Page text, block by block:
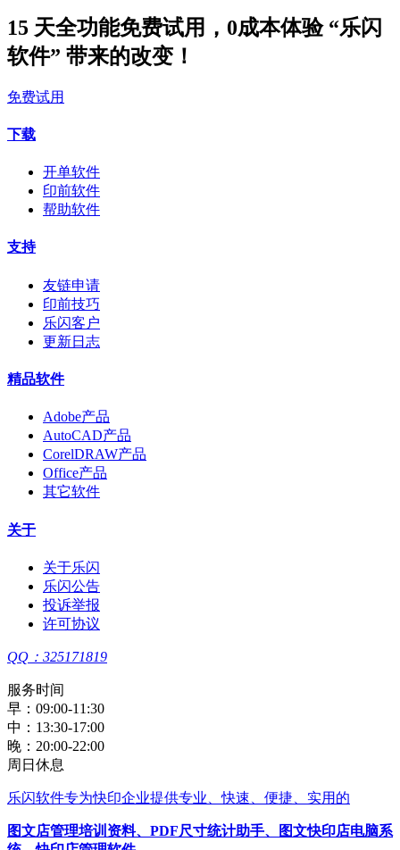
15 天全功能免费试用，0成本体验 “乐闪
软件” 带来的改变！
免费试用
下载
开单软件
印前软件
帮助软件
支持
友链申请
印前技巧
乐闪客户
更新日志
精品软件
Adobe产品
AutoCAD产品
CorelDRAW产品
Office产品
其它软件
关于
关于乐闪
乐闪公告
投诉举报
许可协议
QQ：325171819
服务时间
早：09:00-11:30
中：13:30-17:00
晚：20:00-22:00
周日休息
乐闪软件专为快印企业提供专业、快速、便捷、实用的
图文店管理培训资料、 PDF尺寸统计助手、
图文快印店电脑系